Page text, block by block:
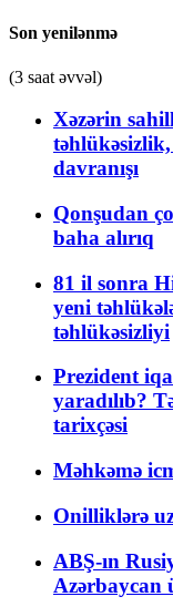
Son yenilənmə
(3 saat əvvəl)
Xəzərin
davranışı
Qonşudan
baha alırıq
81 il sonra
yeni
təhlükəsizliyi
Prezident
yaradılıb?
tarixçəsi
Məhkəmə
Onilliklərə
ABŞ-ın
Azərbaycan